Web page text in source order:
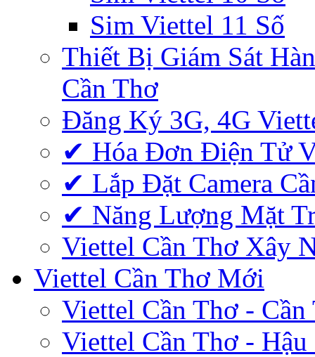
Sim Viettel 11 Số
Thiết Bị Giám Sát
Cần Thơ
Đăng Ký 3G, 4G
✔‎ Hóa Đơn Điện Tử
✔‎ Lắp Đặt Camera
✔‎ Năng Lượng Mặt
Viettel Cần Thơ Xây
Viettel Cần Thơ Mới
Viettel Cần Thơ - Cần
Viettel Cần Thơ - Hậu